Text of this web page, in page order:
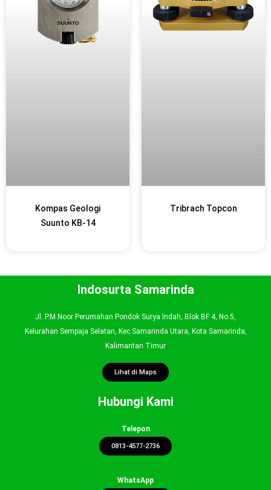
Kompas Geologi
Suunto KB-14
Tribrach Topcon
Indosurta Samarinda
Jl. P.M Noor Perumahan Pondok Surya Indah, Blok BF 4, No.5,
Kelurahan Sempaja Selatan, Kec.Samarinda Utara, Kota Samarinda,
Kalimantan Timur
Lihat di Maps
Hubungi Kami
Telepon
0813-4577-2736
WhatsApp